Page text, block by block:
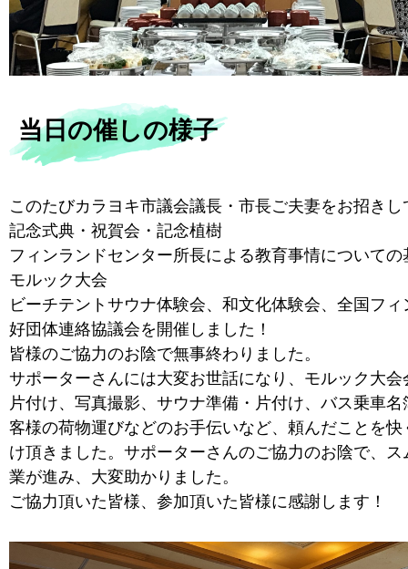
当日の催しの様子
このたびカラヨキ市議会議長・市長ご夫妻をお招きし
記念式典・祝賀会・記念植樹
フィンランドセンター所長による教育事情についての
モルック大会
ビーチテントサウナ体験会、和文化体験会、全国フィ
好団体連絡協議会を開催しました！
皆様のご協力のお陰で無事終わりました。
サポーターさんには大変お世話になり、モルック大会
片付け、写真撮影、サウナ準備・片付け、バス乗車名
客様の荷物運びなどのお手伝いなど、頼んだことを快
け頂きました。サポーターさんのご協力のお陰で、ス
業が進み、大変助かりました。
ご協力頂いた皆様、参加頂いた皆様に感謝します！